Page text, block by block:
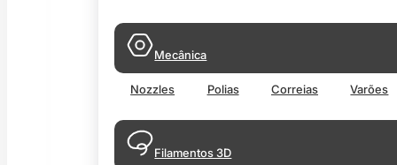
Mecânica
Nozzles Polias Correias Varões
Filamentos 3D